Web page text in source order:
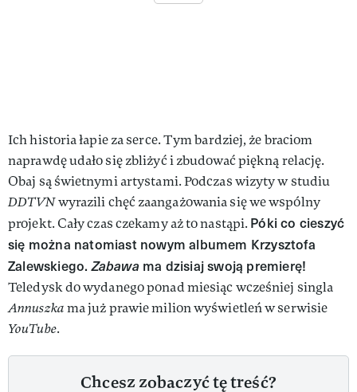
Ich historia łapie za serce. Tym bardziej, że braciom
naprawdę udało się zbliżyć i zbudować piękną relację.
Obaj są świetnymi artystami. Podczas wizyty w studiu
DDTVNwyrazili chęć zaangażowania się we wspólny
projekt. Cały czas czekamy aż to nastąpi. Póki co cieszyć
się można natomiast nowym albumem Krzysztofa
Zalewskiego.Zabawa ma dzisiaj swoją premierę!
Teledysk do wydanego ponad miesiąc wcześniej singla
Annuszkama już prawie milion wyświetleń w serwisie
YouTube.
Chcesz zobaczyć tę treść?